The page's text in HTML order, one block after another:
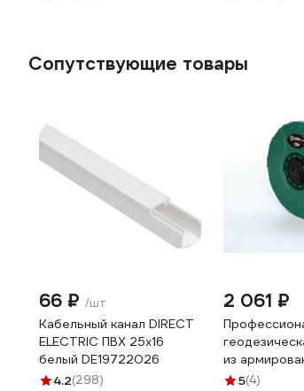
Сопутствующие товары
66 ₽ /шт
Кабельный канал DIRECT
ELECTRIC ПВХ 25x16
белый DE19722026
4.2(298)
2 061 ₽
из
5(4)